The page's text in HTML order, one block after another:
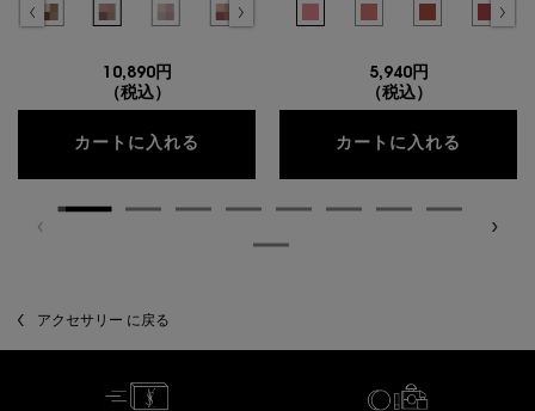
色を選択してください
{1} の場合
のカラー クチュール ミニ クラッチ、1/19
ズ ドリーム のカラー クチュール ミニ クラッチ、2/19
択済み
- カスバ スパイシーズ のカラー クチュール ミニ クラッチ、3/19
選択済み
310 - エキゾチック ミラージュ のカラー クチュール ミニ クラッチ、4/19
400 - バビロン ローズ〈人気No.1〉 のカラー クチュール ミニ ク
選択済み
410 - フォービドゥン ウィスパー のカラー クチュール
選択済み
500 - メディナ グロウ のカラー クチュール ミ
600 - スポンティーニ リリー のカラ
700 - オーバー ノアール の
710 - オーバー ブ
選択済み
720 - キャ
10,890円
（税込）
カートに入れる クチュール ミニ クラッチ
色を選択してください
{1} の場合
44 - ヌード ラヴァリエール - フ
1 - アンドレスド ピンク
610 - ヌード チ
選択済
530 -
5,940円
（税込）
カートに入れる
アクセサリー に戻る